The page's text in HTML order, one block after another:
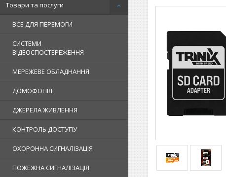
Товари та послуги
ВСЕ ДЛЯ ПЕРЕМОГИ
СИСТЕМИ
ВІДЕОСПОСТЕРЕЖЕННЯ
МЕРЕЖЕВЕ ОБЛАДНАННЯ
ДОМОФОНІЯ
ДЖЕРЕЛА ЖИВЛЕННЯ
КОНТРОЛЬ ДОСТУПУ
ОХОРОННА СИГНАЛІЗАЦІЯ
ПОЖЕЖНА СИГНАЛІЗАЦІЯ